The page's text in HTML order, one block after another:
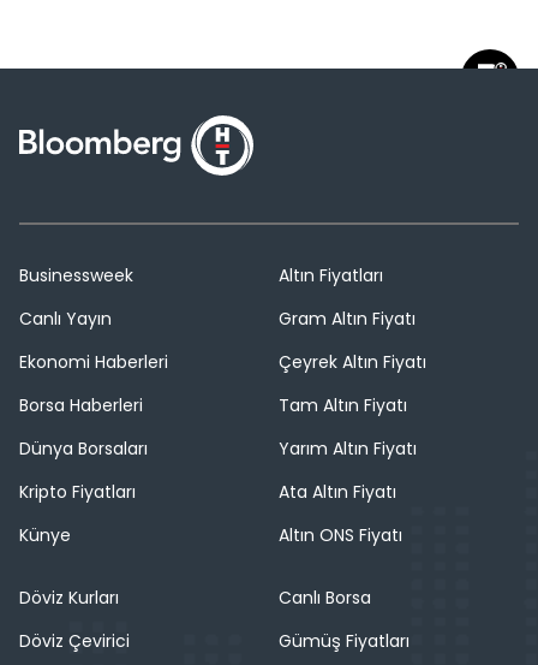
Businessweek
Canlı Yayın
Ekonomi Haberleri
Borsa Haberleri
Dünya Borsaları
Kripto Fiyatları
Künye
Altın Fiyatları
Gram Altın Fiyatı
Çeyrek Altın Fiyatı
Tam Altın Fiyatı
Yarım Altın Fiyatı
Ata Altın Fiyatı
Altın ONS Fiyatı
Döviz Kurları
Döviz Çevirici
Canlı Borsa
Gümüş Fiyatları